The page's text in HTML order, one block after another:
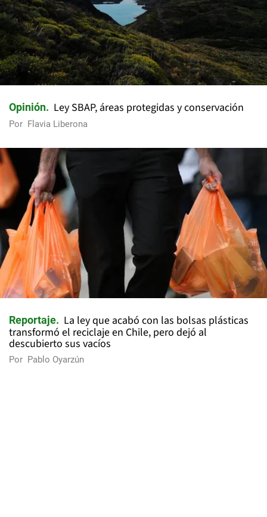
Opinión Ley SBAP, áreas protegidas y conservación
Por Flavia Liberona
Reportaje
La ley que acabó con las bolsas plásticas
transformó el reciclaje en Chile, pero dejó al
descubierto sus vacíos
Por Pablo Oyarzún